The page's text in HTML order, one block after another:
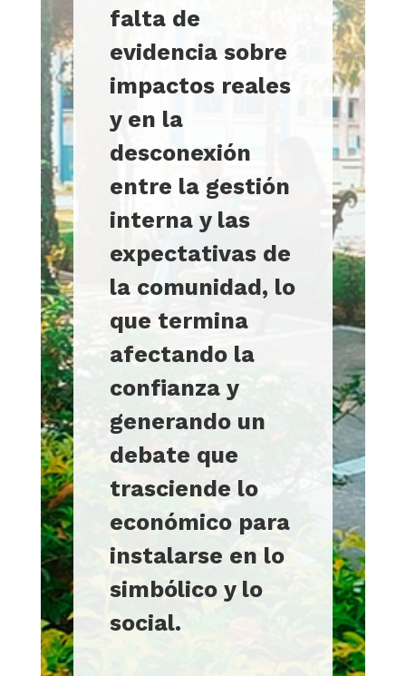
falta de
evidencia sobre
impactos reales
y en la
desconexión
entre la gestión
interna y las
expectativas de
la comunidad, lo
que termina
afectando la
confianza y
generando un
debate que
trasciende lo
económico para
instalarse en lo
simbólico y lo
social.